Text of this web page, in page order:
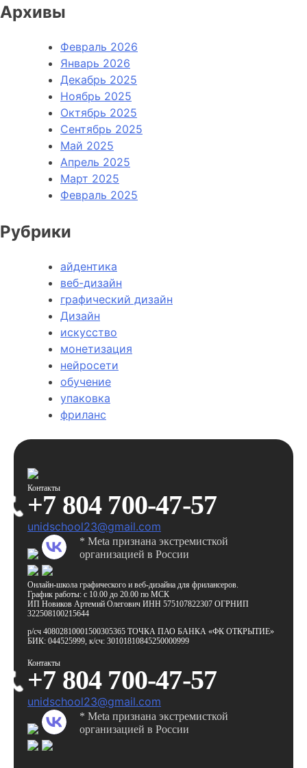
Архивы
Февраль 2026
Январь 2026
Декабрь 2025
Ноябрь 2025
Октябрь 2025
Сентябрь 2025
Май 2025
Апрель 2025
Март 2025
Февраль 2025
Рубрики
айдентика
веб-дизайн
графический дизайн
Дизайн
искусство
монетизация
нейросети
обучение
упаковка
фриланс
Контакты
+7 804 700-47-57
unidschool23@gmail.com
* Meta признана экстремисткой
организацией в России
Онлайн-школа графического и веб-дизайна для фрилансеров.
График работы: с 10.00 до 20.00 по МСК
ИП Новиков Артемий Олегович ИНН 575107822307 ОГРНИП
322508100215644
р/сч 40802810001500305365 ТОЧКА ПАО БАНКА «ФК ОТКРЫТИЕ»
БИК: 044525999, к/сч: 30101810845250000999
Контакты
+7 804 700-47-57
unidschool23@gmail.com
* Meta признана экстремисткой
организацией в России